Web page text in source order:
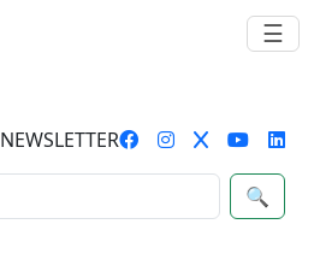
☰
NEWSLETTER
🔍